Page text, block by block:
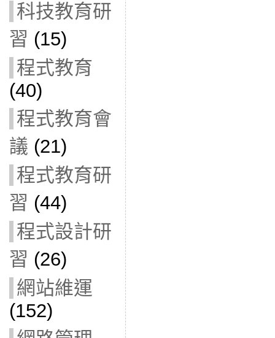
科技教育研
習 (15)
程式教育
(40)
程式教育會
議 (21)
程式教育研
習 (44)
程式設計研
習 (26)
網站維運
(152)